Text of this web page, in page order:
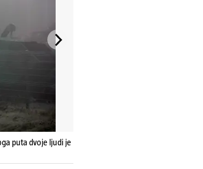
puta dvoje ljudi je